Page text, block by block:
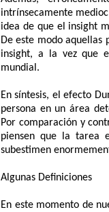
intrínsecamente
idea de que el insight
De este modoaquellas
insight, a la vez que
mundial.
En síntesis, el efecto
persona en un área
Por comparación y
piensen que la tarea
subestimen
Algunas Definiciones
En este momento de